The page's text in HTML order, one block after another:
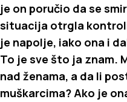
je on poručio da se
situacija otrgla
je napolje, iako ona i
To je sve što ja znam.
nad ženama, a da li
muškarcima? Ako je